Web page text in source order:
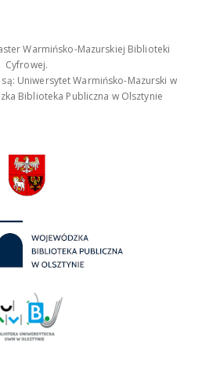
Warmińsko-Mazurskiej Biblioteki
Cyfrowej.
Uniwersytet Warmińsko-Mazurski w
Biblioteka Publiczna w Olsztynie